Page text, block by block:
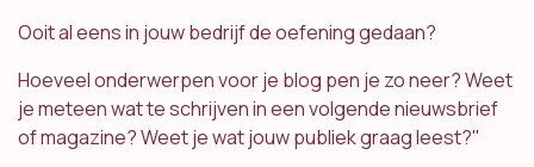
Ooit al eens in jouw bedrijf de oefening gedaan?
Hoeveel onderwerpen voor je blog pen je zo neer? Weet
je meteen wat te schrijven in een volgende nieuwsbrief
of magazine? Weet je wat jouw publiek graag leest?"